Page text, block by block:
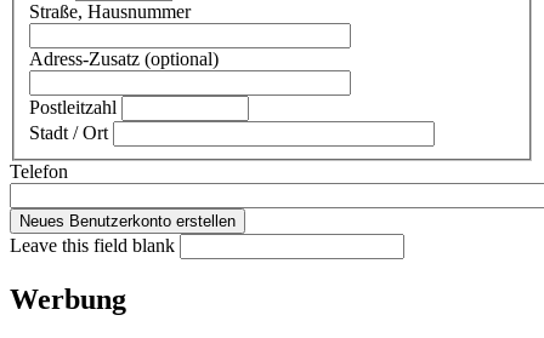
Straße, Hausnummer
Adress-Zusatz (optional)
Postleitzahl
Stadt / Ort
Telefon
Leave this field blank
Werbung